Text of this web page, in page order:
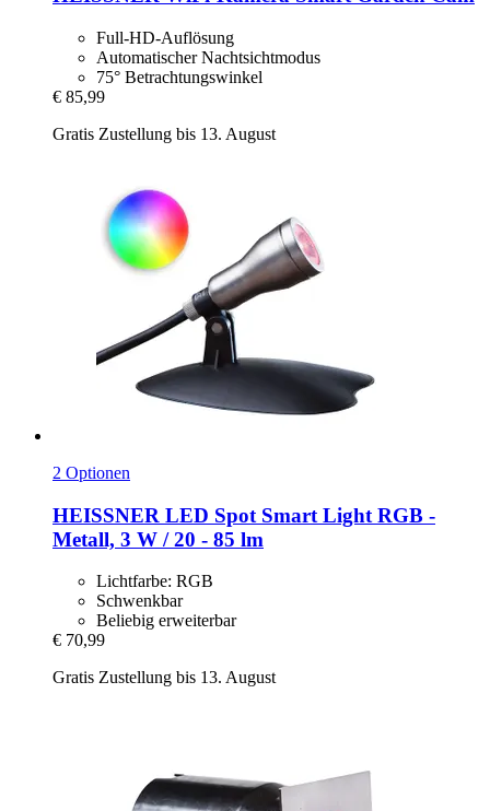
Full-HD-Auflösung
Automatischer Nachtsichtmodus
75° Betrachtungswinkel
€ 85,99
Gratis Zustellung bis 13. August
2 Optionen
HEISSNER LED Spot Smart Light RGB -​
Metall, 3 W / 20 -​ 85 lm
Lichtfarbe: RGB
Schwenkbar
Beliebig erweiterbar
€ 70,99
Gratis Zustellung bis 13. August